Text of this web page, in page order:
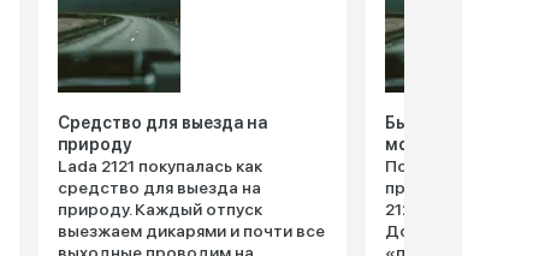
Средство для выезда на
природу
Lada 2121 покупалась как
средство для выезда на
природу. Каждый отпуск
выезжаем дикарями и почти все
Были очень рады
монстрику
Полгода назад
приобрести с
2121 с объёмом
До этого я ездила